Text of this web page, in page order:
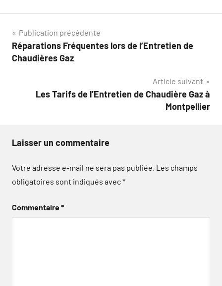
Navigation
de
Publication précédente
Réparations Fréquentes lors de l’Entretien de
Chaudières Gaz
Article suivant
Les Tarifs de l’Entretien de Chaudière Gaz à
Montpellier
Laisser un commentaire
Votre adresse e-mail ne sera pas publiée. Les champs
obligatoires sont indiqués avec*
Commentaire*